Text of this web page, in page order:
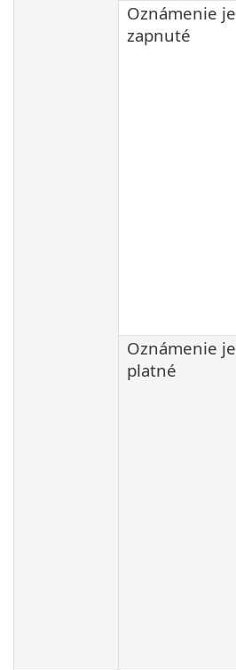
Oznámenie je
zapnuté
Oznámenie je
platné